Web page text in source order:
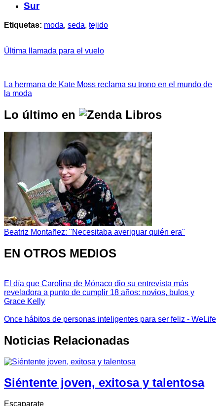
Sur
Etiquetas: moda, seda, tejido
Última llamada para el vuelo
La hermana de Kate Moss reclama su trono en el mundo de
la moda
Lo último en
Beatriz Montañez: "Necesitaba averiguar quién era"
EN OTROS MEDIOS
El día que Carolina de Mónaco dio su entrevista más
reveladora a punto de cumplir 18 años: novios, bulos y
Grace Kelly
Once hábitos de personas inteligentes para ser feliz - WeLife
Noticias Relacionadas
Siéntente joven, exitosa y talentosa
Escaparate